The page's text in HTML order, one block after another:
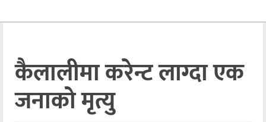
अन्तराष्ट्रिय
अन्तर्वार्ता
अर्थ
कैलालीमा करेन्ट लाग्दा एक
जनाको मृत्यु